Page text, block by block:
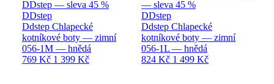
DDstep
Ddstep Chlapecké
kotníkové boty — zimní
056-1M — hnědá
769 Kč 1 399 Kč
DDstep
Ddstep Chlapecké
kotníkové boty — zimní
056-1L — hnědá
824 Kč 1 499 Kč